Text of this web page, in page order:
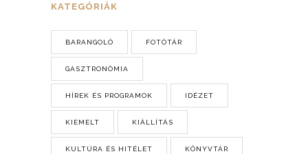
KATEGÓRIÁK
BARANGOLÓ FOTÓTÁR
GASZTRONÓMIA
HÍREK ÉS PROGRAMOK IDÉZET
KIEMELT KIÁLLÍTÁS
KULTÚRA ÉS HITÉLET KÖNYVTÁR